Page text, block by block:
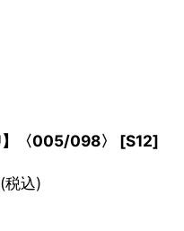
〈005/098〉 [S12]
(税込)